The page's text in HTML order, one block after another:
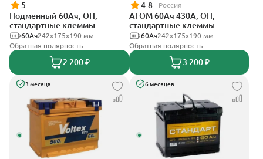
5
Подменный 60Ач, ОП,
стандартные клеммы
242х175х190 мм
60Ач
Обратная полярность
2 200 ₽
4.8 Россия
АТОМ 60Ач 430А, ОП,
стандартные клеммы
242х175х190 мм
60Ач
Обратная полярность
3 200 ₽
3 месяца 6 месяцев